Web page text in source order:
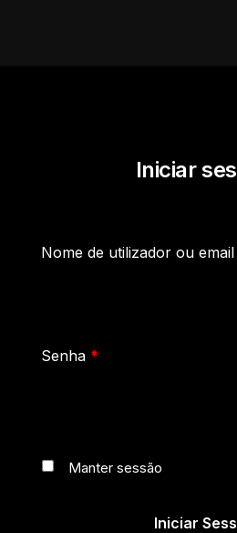
Iniciar
Nome de utilizador ou email
Senha *
Manter sessão
Iniciar